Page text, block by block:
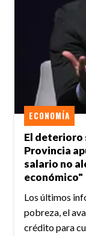
El deterioro
Provincia
salario no
económico"
ECONOMÍA
Los últimos
pobreza, el
crédito para